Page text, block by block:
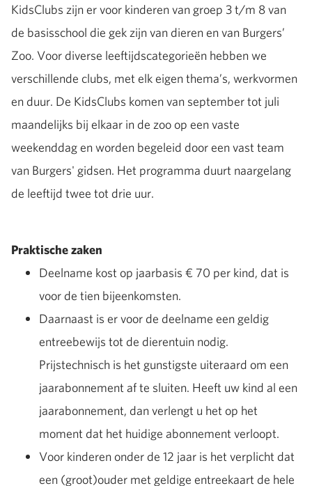
KidsClubs zijn er voor kinderen van groep 3 t/m 8 van
de basisschool die gek zijn van dieren en van Burgers’
Zoo. Voor diverse leeftijdscategorieën hebben we
verschillende clubs, met elk eigen thema’s, werkvormen
en duur. De KidsClubs komen van september tot juli
maandelijks bij elkaar in de zoo op een vaste
weekenddag en worden begeleid door een vast team
van Burgers' gidsen. Het programma duurt naargelang
de leeftijd twee tot drie uur.
Praktische zaken
Deelname kost op jaarbasis € 70 per kind, dat is
voor de tien bijeenkomsten.
Daarnaast is er voor de deelname een geldig
entreebewijs tot de dierentuin nodig.
Prijstechnisch is het gunstigste uiteraard om een
jaarabonnement af te sluiten. Heeft uw kind al een
jaarabonnement, dan verlengt u het op het
moment dat het huidige abonnement verloopt.
Voor kinderen onder de 12 jaar is het verplicht dat
een (groot)ouder met geldige entreekaart de hele